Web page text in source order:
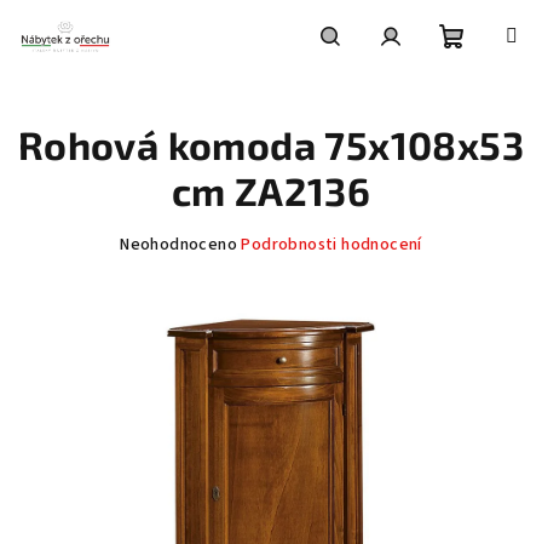
obsah
košík
Rohová komoda 75x108x53
cm ZA2136
Průměrné
hvězdiček.
Neohodnoceno Podrobnosti hodnocení